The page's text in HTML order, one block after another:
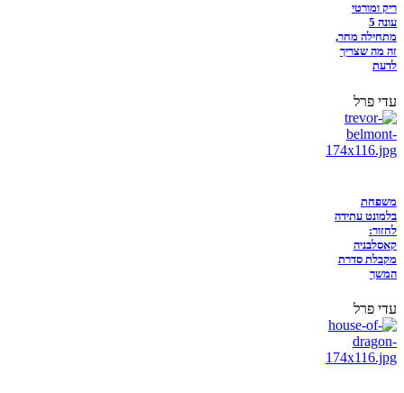
ריק ומורטי
עונה 5
מתחילה מחר,
זה מה שצריך
לדעת
עדי פרל
משפחת
בלמונט עתידה
לחזור:
קאסלבניה
מקבלת סדרת
המשך
עדי פרל